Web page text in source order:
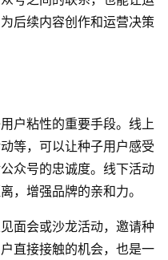
后续内容创作和运营决策
户粘性的重要手段。线上
等，可以让种子用户感受
众号的忠诚度。线下活动
，增强品牌的亲和力。
面会或沙龙活动，邀请种
直接接触的机会，也是一